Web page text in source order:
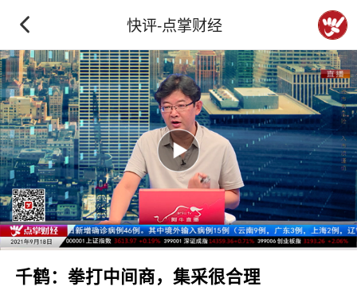
快评-点掌财经
千鹤：拳打中间商，集采很合理